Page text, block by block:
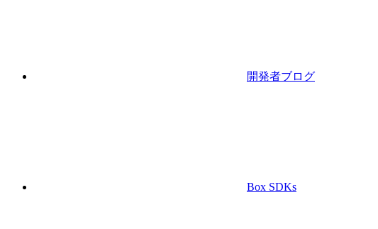
開発者ブログ
Box SDKs